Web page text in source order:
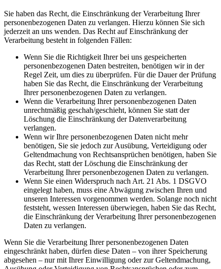
Sie haben das Recht, die Einschränkung der Verarbeitung Ihrer
personenbezogenen Daten zu verlangen. Hierzu können Sie sich
jederzeit an uns wenden. Das Recht auf Einschränkung der
Verarbeitung besteht in folgenden Fällen:
Wenn Sie die Richtigkeit Ihrer bei uns gespeicherten
personenbezogenen Daten bestreiten, benötigen wir in der
Regel Zeit, um dies zu überprüfen. Für die Dauer der Prüfung
haben Sie das Recht, die Einschränkung der Verarbeitung
Ihrer personenbezogenen Daten zu verlangen.
Wenn die Verarbeitung Ihrer personenbezogenen Daten
unrechtmäßig geschah/geschieht, können Sie statt der
Löschung die Einschränkung der Datenverarbeitung
verlangen.
Wenn wir Ihre personenbezogenen Daten nicht mehr
benötigen, Sie sie jedoch zur Ausübung, Verteidigung oder
Geltendmachung von Rechtsansprüchen benötigen, haben Sie
das Recht, statt der Löschung die Einschränkung der
Verarbeitung Ihrer personenbezogenen Daten zu verlangen.
Wenn Sie einen Widerspruch nach Art. 21 Abs. 1 DSGVO
eingelegt haben, muss eine Abwägung zwischen Ihren und
unseren Interessen vorgenommen werden. Solange noch nicht
feststeht, wessen Interessen überwiegen, haben Sie das Recht,
die Einschränkung der Verarbeitung Ihrer personenbezogenen
Daten zu verlangen.
Wenn Sie die Verarbeitung Ihrer personenbezogenen Daten
eingeschränkt haben, dürfen diese Daten – von ihrer Speicherung
abgesehen – nur mit Ihrer Einwilligung oder zur Geltendmachung,